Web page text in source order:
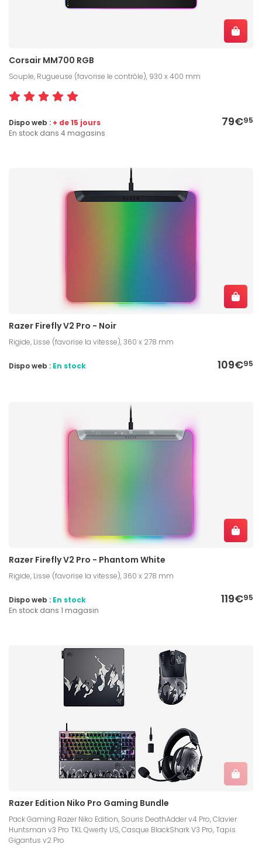
Corsair MM700 RGB
Souple, Rugueuse (favorise le contrôle), 930 x 400 mm
79€95
Dispo web : + de 15 jours
En stock dans 4 magasins
Razer Firefly V2 Pro - Noir
Rigide, Lisse (favorise la vitesse), 360 x 278 mm
109€95
Dispo web : En stock
Razer Firefly V2 Pro - Phantom White
Rigide, Lisse (favorise la vitesse), 360 x 278 mm
119€95
Dispo web : En stock
En stock dans 1 magasin
Razer Edition Niko Pro Gaming Bundle
Pack Gaming Razer Niko Edition, Souris DeathAdder v4 Pro, Clavier
Huntsman v3 Pro TKL Qwerty US, Casque BlackShark V3 Pro, Tapis
Gigantus v2 Pro